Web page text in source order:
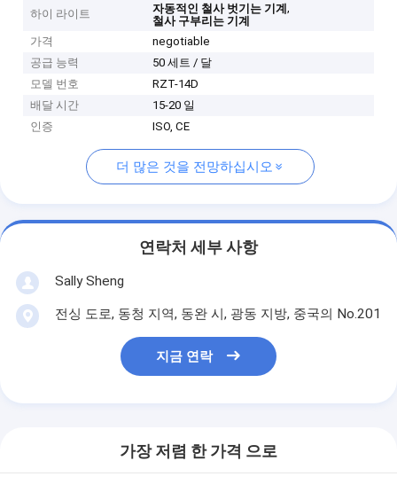
하이 라이트 자동적인 철사 벗기는 기계,
철사 구부리는 기계
가격
negotiable
공급 능력
50 세트 / 달
모델 번호
RZT-14D
배달 시간
15-20 일
인증
ISO, CE
더 많은 것을 전망하십시오
연락처 세부 사항
Sally Sheng
전싱 도로, 동청 지역, 동완 시, 광동 지방, 중국의 No.201
지금 연락
가장 저렴 한 가격 으로